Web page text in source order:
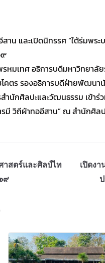
าน และเปิดนิทรรศ “ใต้ร่มพร
หมเทศ อธิการบดีมหาวิทยาลั
คตร รองอธิการบดีฝ่ายพัฒน
นักศิลปะและวัฒนธรรม เข้าร่
รมี วิถีผ้าทออีสาน” ณ สำนักศิ
สตร์และศิลป์ไท
๙
เปิดง